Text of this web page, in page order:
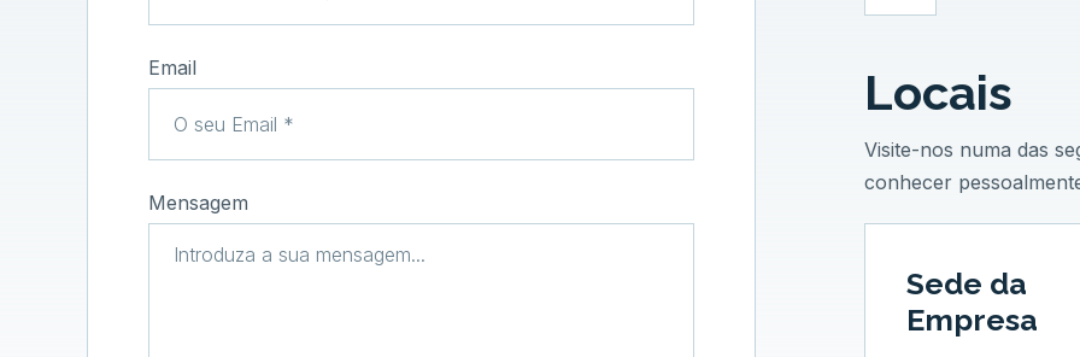
Email
Mensagem
Locais
Visite-nos numa das
conhecer
Sede da
Empresa